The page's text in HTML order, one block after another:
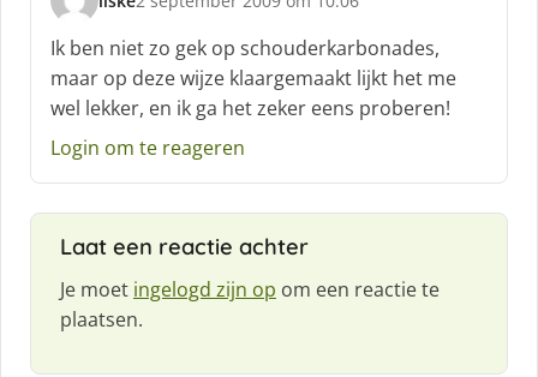
s
c
h
r
e
e
:
Ik ben niet zo gek op schouderkarbonades,
maar op deze wijze klaargemaakt lijkt het me
wel lekker, en ik ga het zeker eens proberen!
Login om te reageren
Laat een reactie achter
Je moet ingelogd zijn op om een reactie te
plaatsen.